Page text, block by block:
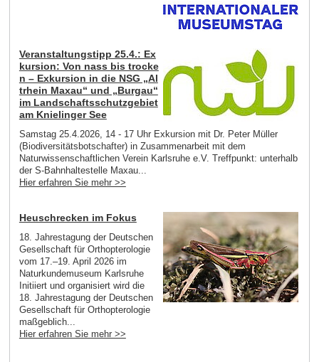
Veranstaltungstipp 25.4.: Ex
kursion: Von nass bis trocke
n – Exkursion in die NSG „Al
trhein Maxau“ und „Burgau“
im Landschaftsschutzgebiet
am Knielinger See
Samstag 25.4.2026, 14 - 17 Uhr Exkursion mit Dr. Peter Müller
(Biodiversitätsbotschafter) in Zusammenarbeit mit dem
Naturwissenschaftlichen Verein Karlsruhe e.V. Treffpunkt: unterhalb
der S-Bahnhaltestelle Maxau...
Hier erfahren Sie mehr >>
Heuschrecken im Fokus
18. Jahrestagung der Deutschen
Gesellschaft für Orthopterologie
vom 17.–19. April 2026 im
Naturkundemuseum Karlsruhe
Initiiert und organisiert wird die
18. Jahrestagung der Deutschen
Gesellschaft für Orthopterologie
maßgeblich...
Hier erfahren Sie mehr >>